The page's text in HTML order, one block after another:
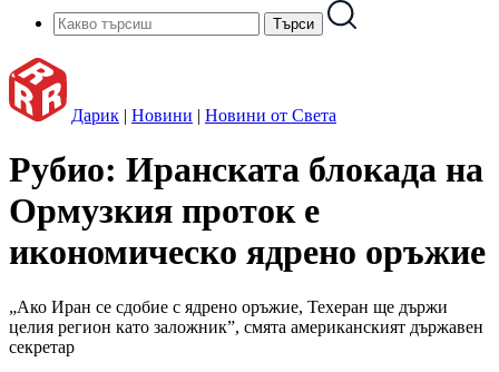
Дарик | Новини | Новини от Света
Рубио: Иранската блокада на
Ормузкия проток е
икономическо ядрено оръжие
„Ако Иран се сдобие с ядрено оръжие, Техеран ще държи
целия регион като заложник”, смята американският държавен
секретар